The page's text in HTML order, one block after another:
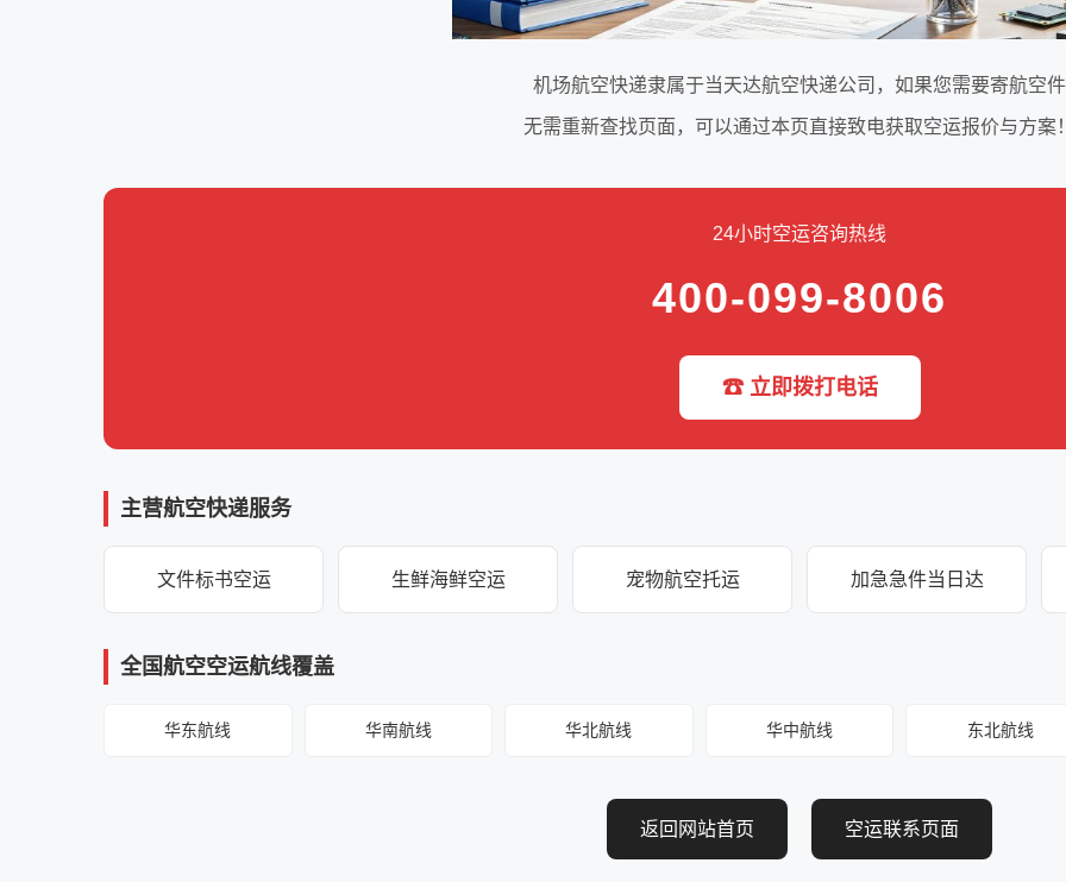
机场航空快递隶属于当天达航空快递公司，如果您需要寄航空件
无需重新查找页面，可以通过本页直接致电获取空运报价与方案
24小时空运咨询热线
400-099-8006
☎ 立即拨打电话
主营航空快递服务
文件标书空运 生鲜海鲜空运 宠物航空托运 加急急件当日达
全国航空空运航线覆盖
华东航线 华南航线 华北航线 华中航线 东北航线
返回网站首页 空运联系页面